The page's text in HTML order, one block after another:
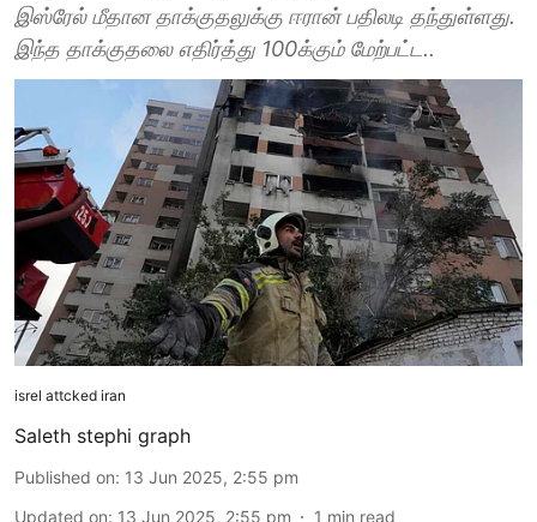
இஸ்ரேல் மீதான தாக்குதலுக்கு ஈரான் பதிலடி தந்துள்ளது.
இந்த தாக்குதலை எதிர்த்து 100க்கும் மேற்பட்ட..
isrel attcked iran
Saleth stephi graph
Published on: 13 Jun 2025, 2:55 pm
Updated on: 13 Jun 2025, 2:55 pm 1 min read